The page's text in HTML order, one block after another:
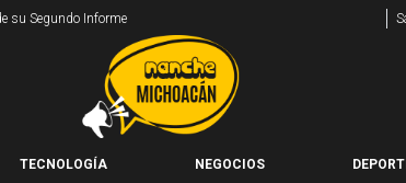
su Segundo Informe
TECNOLOGÍA NEGOCIOS